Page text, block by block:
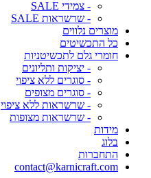
- צמידי SALE
- שרשראות SALE
מוצרים נלווים
כל התכשיטים
חומרי גלם לתכשיטניות
- יציקות ותליונים
- סוגרים ללא ציפוי
- סוגרים מצופים
- שרשראות ללא ציפוי
- שרשראות מצופות
מידות
בלוג
התחברות
contact@karnicraft.com